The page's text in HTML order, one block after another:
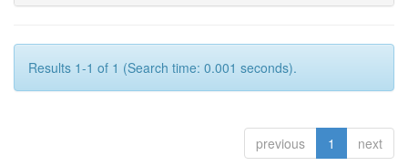
Results 1-1 of 1 (Search time: 0.001 seconds).
previous 1 next